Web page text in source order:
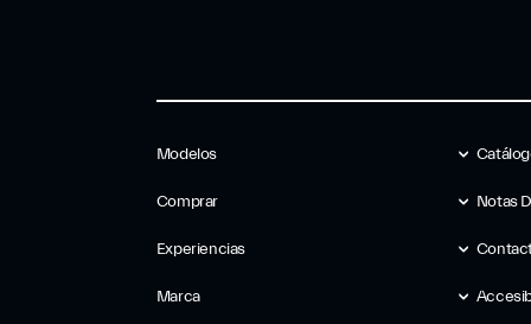
Modelos
Comprar
Experiencias
Marca
Notas